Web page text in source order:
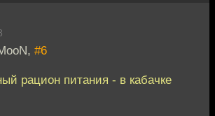
#6
рацион питания - в кабачке